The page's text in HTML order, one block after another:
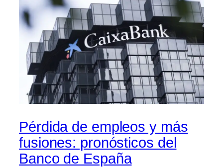
Pérdida de empleos y más
fusiones: pronósticos del
Banco de España